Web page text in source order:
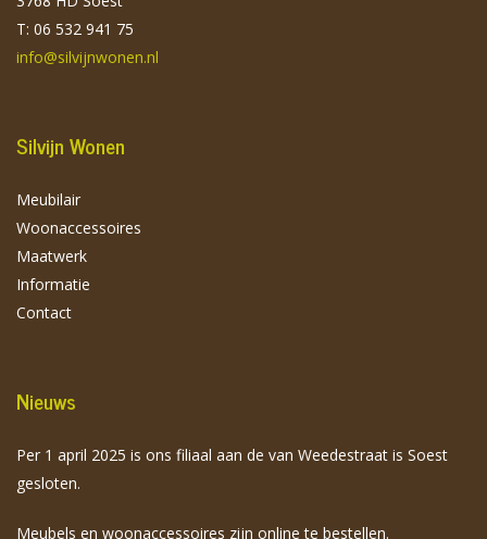
T: 06 532 941 75
info@silvijnwonen.nl
Silvijn Wonen
Meubilair
Woonaccessoires
Maatwerk
Informatie
Contact
Nieuws
Per 1 april 2025 is ons filiaal aan de van Weedestraat is Soest
gesloten.
Meubels en woonaccessoires zijn online te bestellen.